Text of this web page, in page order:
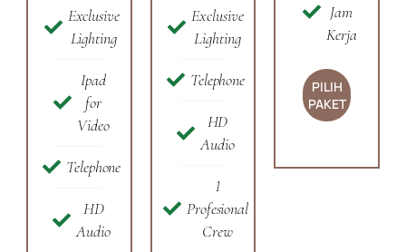
Exclusive
Lighting
Ipad
for
Video
Telephone
HD
Audio
Exclusive
Lighting
Telephone
HD
Audio
1
Profesional
Crew
Jam
Kerja
PILIH
PAKET